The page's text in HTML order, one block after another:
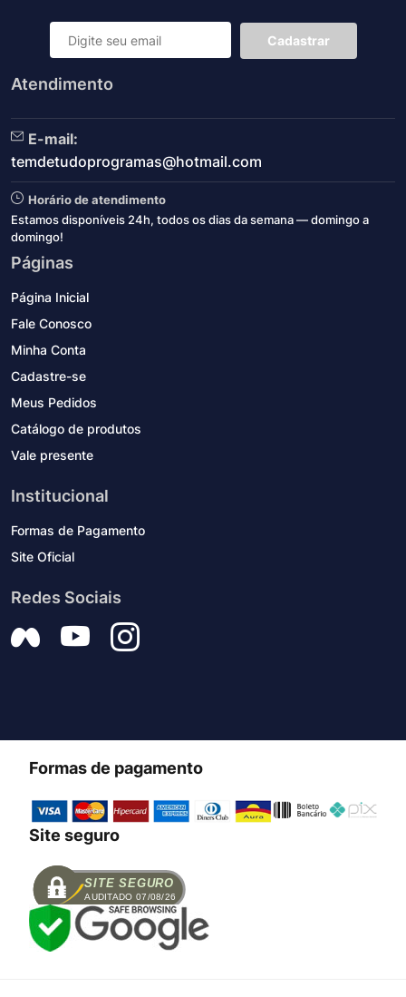
Cadastrar
Atendimento
E-mail:
temdetudoprogramas@hotmail.com
Horário de atendimento
Estamos disponíveis 24h, todos os dias da semana — domingo a
domingo!
Páginas
Página Inicial
Fale Conosco
Minha Conta
Cadastre-se
Meus Pedidos
Catálogo de produtos
Vale presente
Institucional
Formas de Pagamento
Site Oficial
Redes Sociais
Formas de pagamento
Site seguro
SITE SEGURO
AUDITADO 07/08/26